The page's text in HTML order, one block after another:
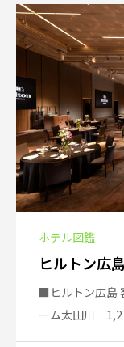
ホテル図鑑
ヒルトン広島
■ヒルトン広島
ーム太田川